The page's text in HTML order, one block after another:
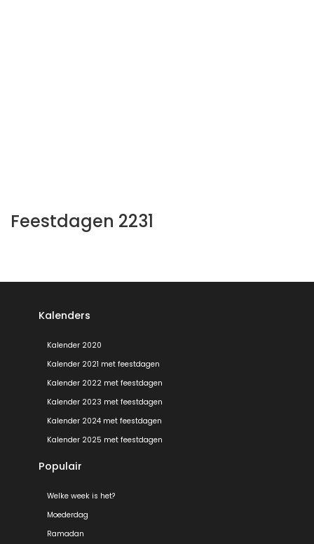
Feestdagen 2231
Kalenders
Kalender 2020
Kalender 2021 met feestdagen
Kalender 2022 met feestdagen
Kalender 2023 met feestdagen
Kalender 2024 met feestdagen
Kalender 2025 met feestdagen
Populair
Welke week is het?
Moederdag
Ramadan